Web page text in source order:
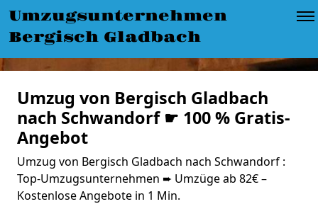
Umzugsunternehmen
Bergisch Gladbach
Umzug von Bergisch Gladbach
nach Schwandorf ☛ 100 % Gratis-
Angebot
Umzug von Bergisch Gladbach nach Schwandorf :
Top-Umzugsunternehmen ➨ Umzüge ab 82€ –
Kostenlose Angebote in 1 Min.